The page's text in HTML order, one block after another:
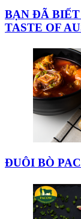
BẠN ĐÃ
TASTE OF
ĐUÔI BÒ